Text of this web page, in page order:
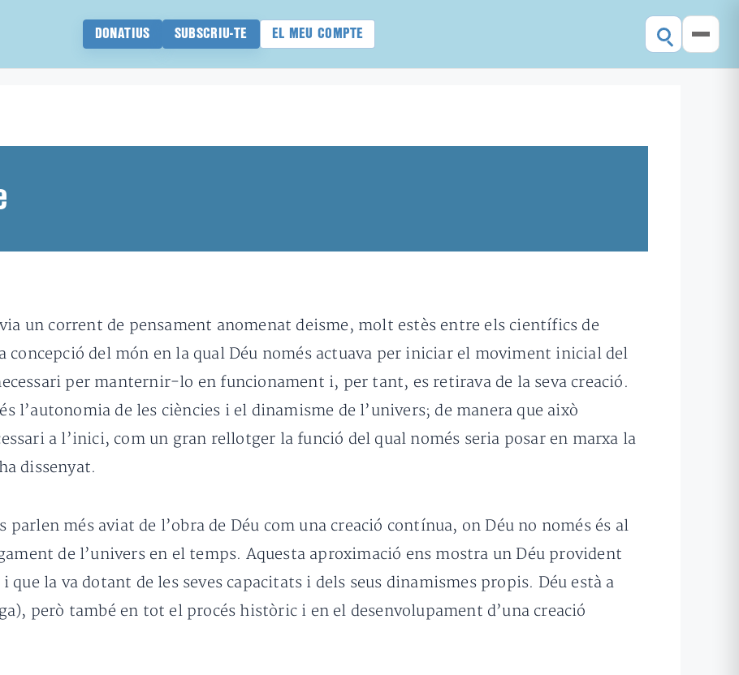
DONATIUS SUBSCRIU-TE EL MEU COMPTE
un corrent de pensament anomenat deisme, molt estès entre els científics de
concepció del món en la qual Déu només actuava per iniciar el moviment inicial del
per manternir-lo en funcionament i, per tant, es retirava de la seva creació.
l’autonomia de les ciències i el dinamisme de l’univers; de manera que això
a l’inici, com un gran rellotger la funció del qual només seria posar en marxa la
dissenyat.
més aviat de l’obra de Déu com una creació contínua, on Déu no només és al
de l’univers en el temps. Aquesta aproximació ens mostra un Déu provident
que la va dotant de les seves capacitats i dels seus dinamismes propis. Déu està a
però també en tot el procés històric i en el desenvolupament d’una creació